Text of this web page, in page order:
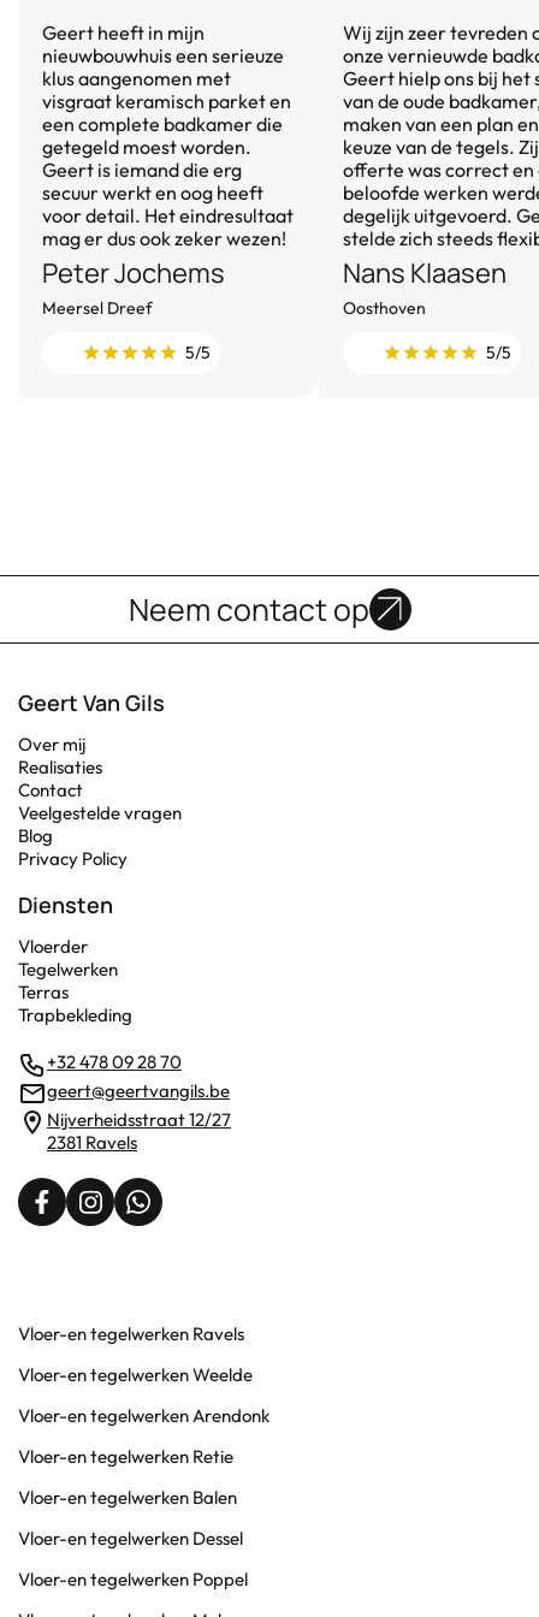
Geert heeft in mijn
nieuwbouwhuis een serieuze
klus aangenomen met
visgraat keramisch parket en
een complete badkamer die
getegeld moest worden.
Geert is iemand die erg
secuur werkt en oog heeft
voor detail. Het eindresultaat
mag er dus ook zeker wezen!
Peter Jochems
Meersel Dreef
5/5
Wij zijn zeer tevreden
onze vernieuwde
Geert hielp ons bij het
van de oude
maken van een plan
keuze van de tegels.
offerte was correct en
beloofde werken
degelijk uitgevoerd.
stelde zich steeds
Nans Klaasen
Oosthoven
5/5
Neem contact op
Geert Van Gils
Over mij
Realisaties
Contact
Veelgestelde vragen
Blog
Privacy Policy
Diensten
Vloerder
Tegelwerken
Terras
Trapbekleding
+32 478 09 28 70
geert@geertvangils.be
Nijverheidsstraat 12/27
2381 Ravels
Vloer-en tegelwerken Ravels
Vloer-en tegelwerken Weelde
Vloer-en tegelwerken Arendonk
Vloer-en tegelwerken Retie
Vloer-en tegelwerken Balen
Vloer-en tegelwerken Dessel
Vloer-en tegelwerken Poppel